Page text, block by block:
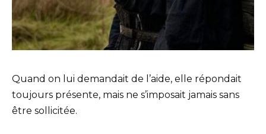
Quand on lui demandait de l’aide, elle répondait
toujours présente, mais ne s’imposait jamais sans
être sollicitée.